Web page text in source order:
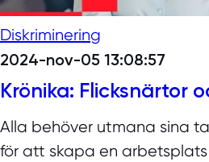
Diskriminering
2024-nov-05 13:08:57
Krönika: Flicksnärtor
Alla behöver utmana sina
för att skapa en